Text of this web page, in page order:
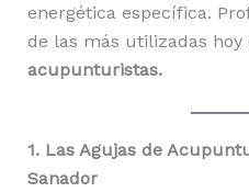
energética específica.
de las más utilizadas hoy
acupunturistas.
1. Las Agujas de
Sanador